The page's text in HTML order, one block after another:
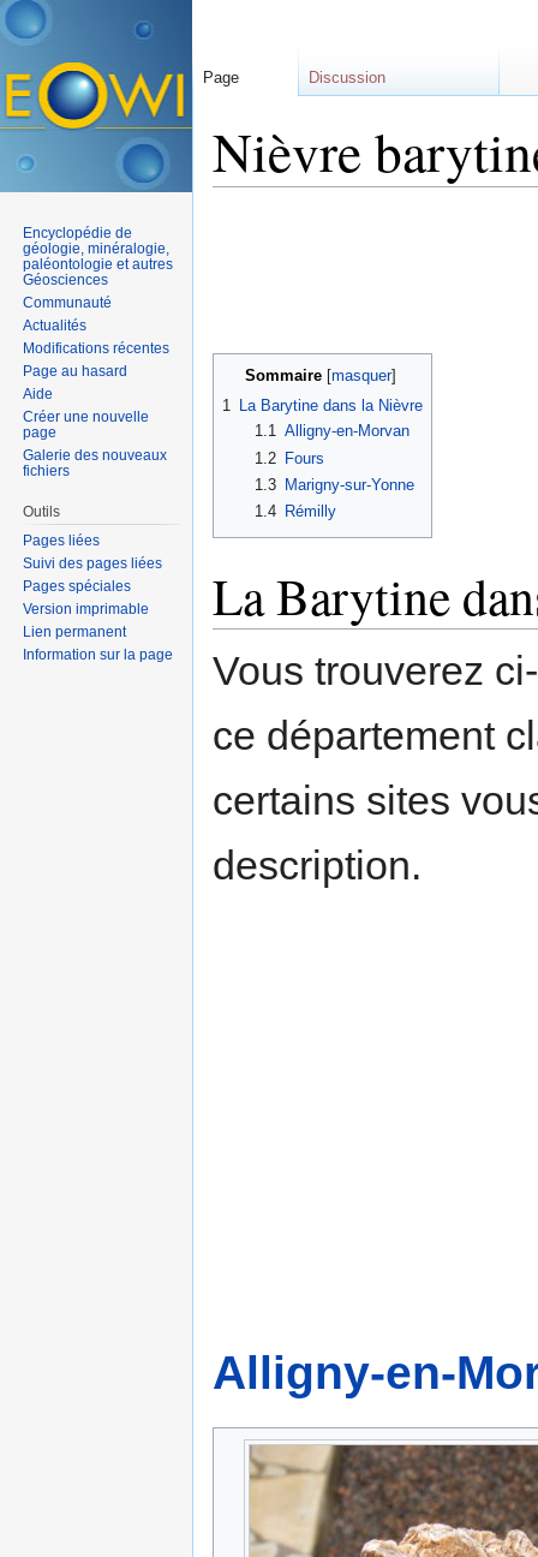
Nièvre
Sommaire[ masquer]
1 La Barytine dans la Nièvre
1.1 Alligny-en-Morvan
1.2
Fours
1.3
Marigny-sur-Yonne
1.4
Rémilly
La Barytine
Vous trouverez
ce département
certains sites
description.
Alligny-en-
Page Discussion
Encyclopédie de
géologie, minéralogie,
paléontologie et autres
Géosciences
Communauté
Actualités
Modifications récentes
Page au hasard
Aide
Créer une nouvelle
page
Galerie des nouveaux
fichiers
Outils
Pages liées
Suivi des pages liées
Pages spéciales
Version imprimable
Lien permanent
Information sur la page